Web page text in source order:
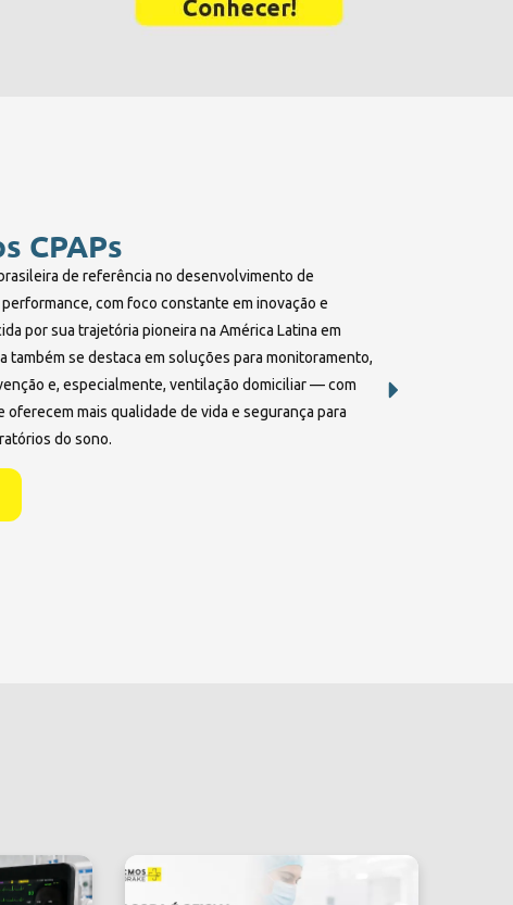
CPAPs
de referência no desenvolvimento de
com foco constante em inovação e
por sua trajetória pioneira na América Latina em
também se destaca em soluções para monitoramento,
e, especialmente, ventilação domiciliar — com
oferecem mais qualidade de vida e segurança para
do sono.